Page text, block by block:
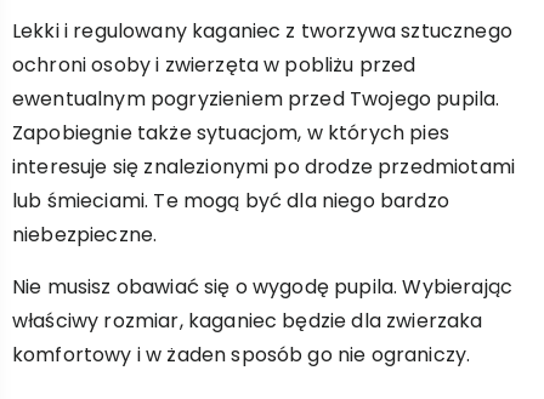
Lekki i regulowany kaganiec z tworzywa sztucznego
ochroni osoby i zwierzęta w pobliżu przed
ewentualnym pogryzieniem przed Twojego pupila.
Zapobiegnie także sytuacjom, w których pies
interesuje się znalezionymi po drodze przedmiotami
lub śmieciami. Te mogą być dla niego bardzo
niebezpieczne.
Nie musisz obawiać się o wygodę pupila. Wybierając
właściwy rozmiar, kaganiec będzie dla zwierzaka
komfortowy i w żaden sposób go nie ograniczy.